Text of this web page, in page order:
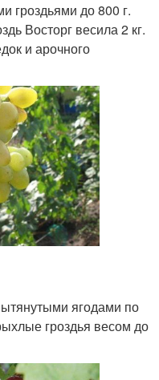
гроздьями до 800 г.
Восторг весила 2 кг.
и арочного
ягодами по
гроздья весом до